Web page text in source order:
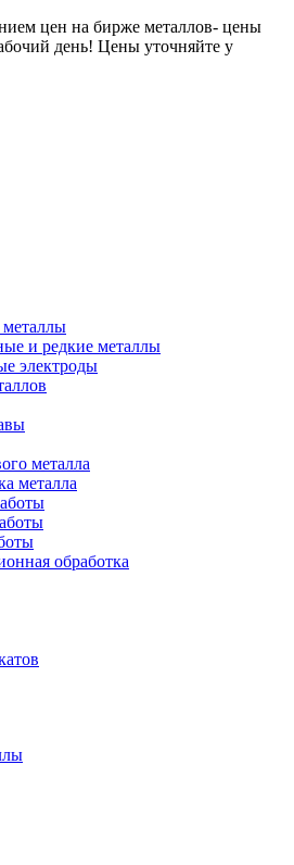
цен на бирже металлов- цены
день! Цены уточняйте у
металлы
и редкие металлы
электроды
металла
металла
обработка